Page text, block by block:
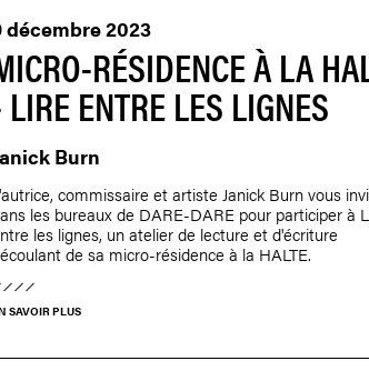
RÉSIDENCE À LA
ENTRE LES LIGNES
décembre 2023
Burn
commissaire et artiste Janick Burn vous
les bureaux de DARE-DARE pour participer à
les lignes, un atelier de lecture et d'écriture
de sa micro-résidence à la HALTE.
SAVOIR PLUS